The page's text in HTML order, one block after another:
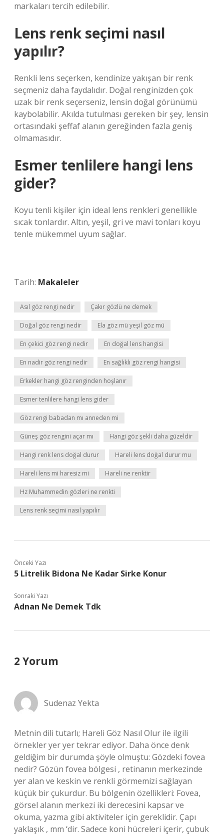
markaları tercih edilebilir.
Lens renk seçimi nasıl
yapılır?
Renkli lens seçerken, kendinize yakışan bir renk
seçmeniz daha faydalıdır. Doğal renginizden çok
uzak bir renk seçerseniz, lensin doğal görünümü
kaybolabilir. Akılda tutulması gereken bir şey, lensin
ortasındaki şeffaf alanın gereğinden fazla geniş
olmamasıdır.
Esmer tenlilere hangi lens
gider?
Koyu tenli kişiler için ideal lens renkleri genellikle
sıcak tonlardır. Altın, yeşil, gri ve mavi tonları koyu
tenle mükemmel uyum sağlar.
Tarih: Makaleler
Asıl göz rengi nedir Çakır gözlü ne demek
Doğal göz rengi nedir Ela göz mü yeşil göz mü
En çekici göz rengi nedir En doğal lens hangisi
En nadir göz rengi nedir En sağlıklı göz rengi hangisi
Erkekler hangi göz renginden hoşlanır
Esmer tenlilere hangi lens gider
Göz rengi babadan mı anneden mi
Güneş göz rengini açar mı Hangi göz şekli daha güzeldir
Hangi renk lens doğal durur Hareli lens doğal durur mu
Hareli lens mi haresiz mi Hareli ne renktir
Hz Muhammedin gözleri ne renkti
Lens renk seçimi nasıl yapılır
Önceki Yazı
5 Litrelik Bidona Ne Kadar Sirke Konur
Sonraki Yazı
Adnan Ne Demek Tdk
2 Yorum
Sudenaz Yekta
Metnin dili tutarlı; Hareli Göz Nasıl Olur ile ilgili
örnekler yer yer tekrar ediyor. Daha önce denk
geldiğim bir durumda şöyle olmuştu: Gözdeki fovea
nedir? Gözün fovea bölgesi , retinanın merkezinde
yer alan ve keskin ve renkli görmemizi sağlayan
küçük bir çukurdur. Bu bölgenin özellikleri: Fovea,
görsel alanın merkezi iki derecesini kapsar ve
okuma, yazma gibi aktiviteler için gereklidir. Çapı
yaklaşık , mm ‘dir. Sadece koni hücreleri içerir, çubuk